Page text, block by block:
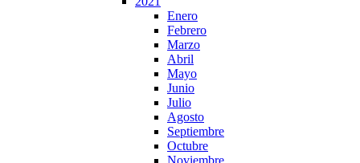
Enero
Febrero
Marzo
Abril
Mayo
Junio
Julio
Agosto
Septiembre
Octubre
Noviembre